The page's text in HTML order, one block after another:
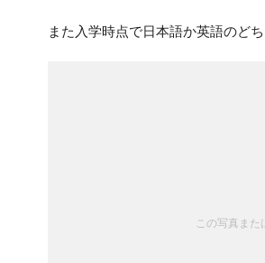
また入学時点で日本語か英語のど
この写真ま